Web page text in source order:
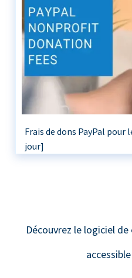
Frais de dons PayPal pour
jour]
Découvrez le logiciel